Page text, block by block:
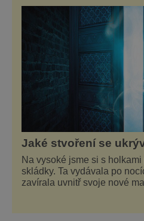
vyprávění o vrchu i
existenci rozsáhlého
těm z hory Klíč. Jeden
Jaké stvoření se
Na vysoké jsme si s
skládky. Ta vydávala po
zavírala uvnitř svoje nové
dvěma kamarádkami a
byt. Skoro denně jsme